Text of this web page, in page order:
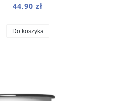
44,90 zł
Do koszyka